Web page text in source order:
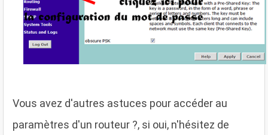
Vous avez d'autres astuces pour accéder au
paramètres d'un routeur ?, si oui, n'hésitez de